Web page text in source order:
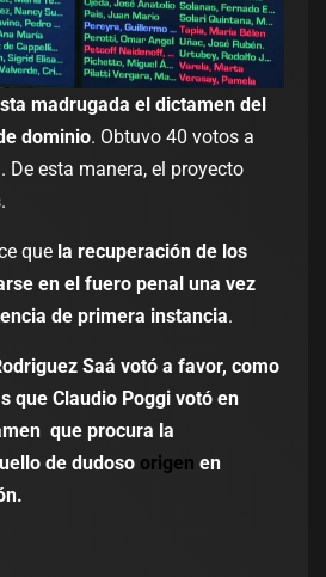
madrugada el dictamen del
dominio. Obtuvo 40 votos a
De esta manera, el proyecto
que la recuperación de los
en el fuero penal una vez
de primera instancia.
Saá votó a favor, como
que Claudio Poggi votó en
que procura la
de dudoso origen en